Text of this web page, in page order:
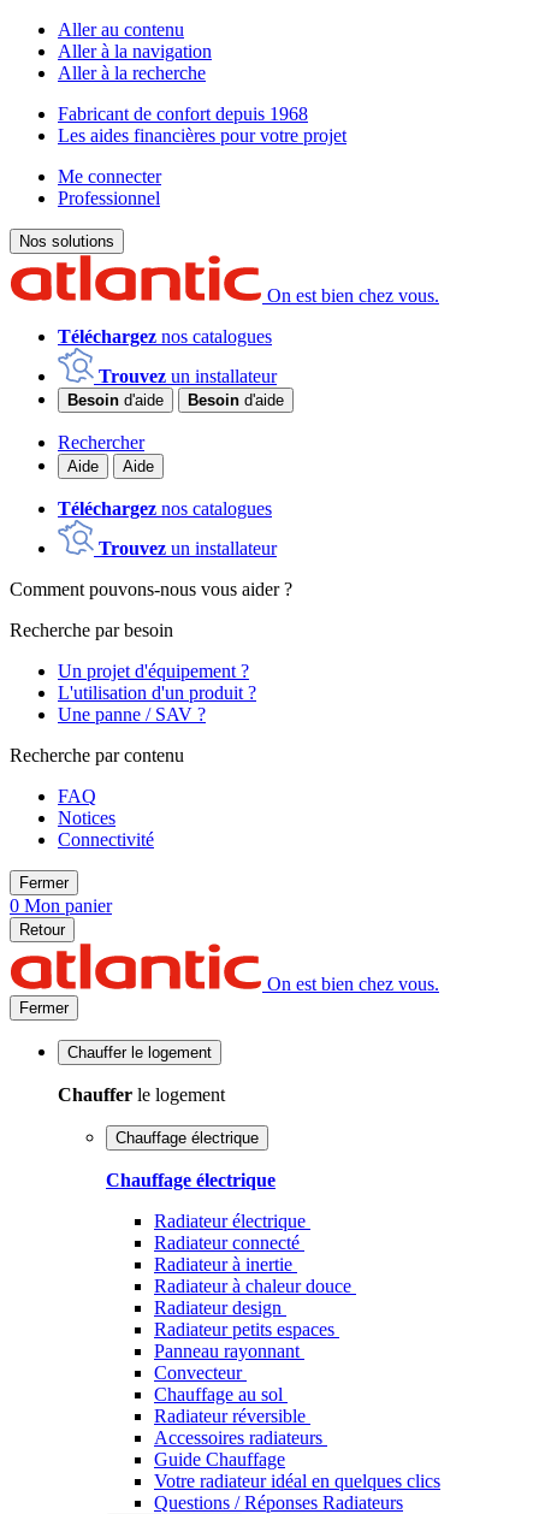
Aller au contenu
Aller à la navigation
Aller à la recherche
Fabricant de confort depuis 1968
Les aides financières pour votre projet
Me connecter
Professionnel
Nos solutions
On est bien chez vous.
Téléchargez nos catalogues
Trouvez un installateur
Besoin d'aide Besoin d'aide
Rechercher
Aide Aide
Téléchargez nos catalogues
Trouvez un installateur
Comment pouvons-nous vous aider ?
Recherche par besoin
Un projet d'équipement ?
L'utilisation d'un produit ?
Une panne / SAV ?
Recherche par contenu
FAQ
Notices
Connectivité
Fermer
0 Mon panier
Retour
On est bien chez vous.
Fermer
Chauffer le logement
Chauffer le logement
Chauffage électrique
Chauffage électrique
Radiateur électrique
Radiateur connecté
Radiateur à inertie
Radiateur à chaleur douce
Radiateur design
Radiateur petits espaces
Panneau rayonnant
Convecteur
Chauffage au sol
Radiateur réversible
Accessoires radiateurs
Guide Chauffage
Votre radiateur idéal en quelques clics
Questions / Réponses Radiateurs